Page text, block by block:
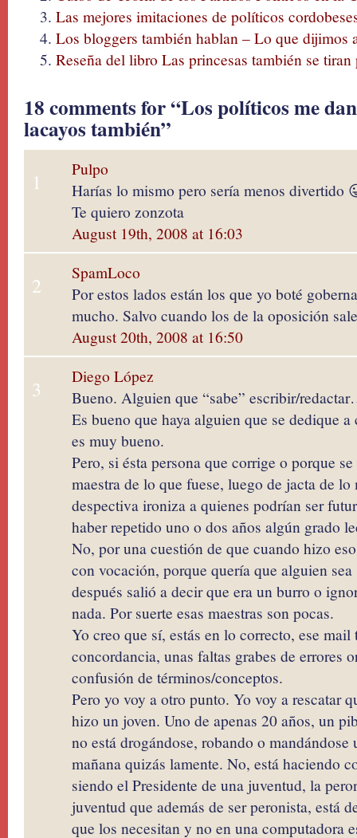
Las mejores imitaciones de políticos
Los bloggers también hablan – Lo que dijimos
Reseña del libro Las princesas también se
18 comments for “Los políticos me
lacayos también”
1
Pulpo
Harías lo mismo pero sería menos divertido
Te quiero zonzota
August 19th, 2008 at 16:03
2
SpamLoco
Por estos lados están los que yo boté
mucho. Salvo cuando los de la oposición
August 20th, 2008 at 16:50
3
Diego López
Bueno. Alguien que “sabe” escribir/
Es bueno que haya alguien que se dedique
es muy bueno.
Pero, si ésta persona que corrige o porque
maestra de lo que fuese, luego de jacta de
despectiva ironiza a quienes podrían ser
haber repetido uno o dos años algún grado
No, por una cuestión de que cuando hizo
con vocación, porque quería que alguien
después salió a decir que era un burro o
nada. Por suerte esas maestras son pocas.
Yo creo que sí, estás en lo correcto, ese mail
concordancia, unas faltas grabes de errores
confusión de términos/conceptos.
Pero yo voy a otro punto. Yo voy a rescatar
hizo un joven. Uno de apenas 20 años, un
no está drogándose, robando o mandándose
mañana quizás lamente. No, está haciendo
siendo el Presidente de una juventud, la
juventud que además de ser peronista, está
que los necesitan y no en una computadora